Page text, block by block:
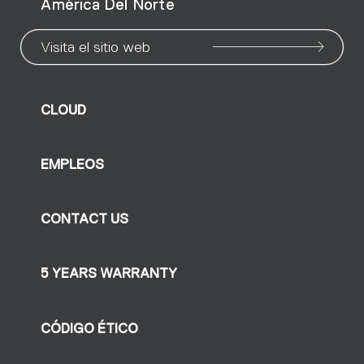
América Del Norte
Visita el sitio web
CLOUD
EMPLEOS
CONTACT US
5 YEARS WARRANTY
CÓDIGO ÉTICO